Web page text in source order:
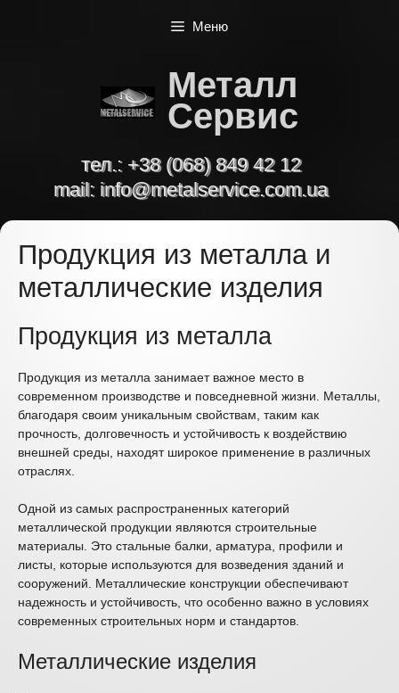
Меню
Металл
Сервис
тел.: +38 (068) 849 42 12
mail: info@metalservice.com.ua
Продукция из металла и
металлические изделия
Продукция из металла
Продукция из металла занимает важное место в
современном производстве и повседневной жизни. Металлы,
благодаря своим уникальным свойствам, таким как
прочность, долговечность и устойчивость к воздействию
внешней среды, находят широкое применение в различных
отраслях.
Одной из самых распространенных категорий
металлической продукции являются строительные
материалы. Это стальные балки, арматура, профили и
листы, которые используются для возведения зданий и
сооружений. Металлические конструкции обеспечивают
надежность и устойчивость, что особенно важно в условиях
современных строительных норм и стандартов.
Металлические изделия